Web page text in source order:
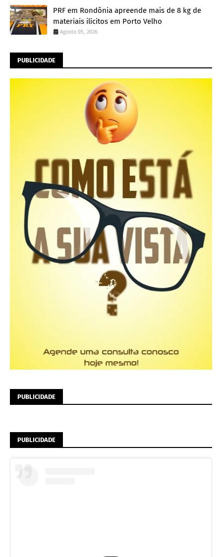
PRF em Rondônia apreende mais de 8 kg de
materiais ilícitos em Porto Velho
Agosto 05, 2026
PUBLICIDADE
PUBLICIDADE
PUBLICIDADE